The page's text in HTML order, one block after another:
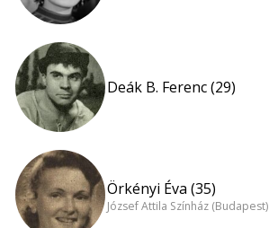
Deák B. Ferenc (29)
Örkényi Éva (35)
József Attila Színház (Budapest)